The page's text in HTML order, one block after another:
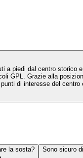
a piedi dal centro
GPL. Grazie alla
di interesse del
la sosta? Sono sicuro